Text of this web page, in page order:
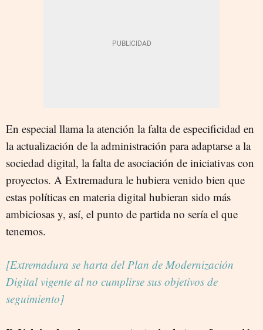
En especial llama la atención la falta de especificidad en
la actualización de la administración para adaptarse a la
sociedad digital, la falta de asociación de iniciativas con
proyectos. A Extremadura le hubiera venido bien que
estas políticas en materia digital hubieran sido más
ambiciosas y, así, el punto de partida no sería el que
tenemos.
[Extremadura se harta del Plan de Modernización
Digital vigente al no cumplirse sus objetivos de
seguimiento]